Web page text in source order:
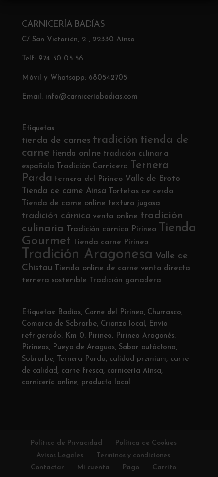
CARNICERÍA BADÍAS
C/ San Victorián, 2 , 22330 Aínsa
Telf: 974 50 05 56
Móvil y Whatsapp: 680542705
Email: info@carniceríabadias.com
Etiquetas
tienda de carnes tradición tienda de
carne tienda online tradición culinaria
española
Tradición Carnicera
Ternera
Parda ternera del Pirineo Valle de Broto
Tienda de carne Ainsa
Tortetas de cerdo
Tienda de carne online textura jugosa
tradición cárnica venta online tradición
culinaria
Tradición cárnica Pirineo
Tienda
Gourmet
Tienda carne Pirineo
Tradición Aragonesa Valle de
Chistau
Tienda online de carne venta directa
ternera sostenible
Tradición ganadera
Etiquetas: Badías, Carne del Pirineo, Churrasco,
Comarca de Sobrarbe, Crianza local, Envío
refrigerado, Km 0, Pirineo, Pirineo Aragonés,
Pirineos, Pueyo de Araguas, Sabor autóctono,
Sobrarbe, Ternera Parda, calidad premium, carne
de calidad, carne fresca, carnicería Aínsa,
carnicería online, producto local
Política de Privacidad
Política de Cookies
Avisos Legales
Terminos y condiciones
Contactar
Mi cuenta Pago Carrito